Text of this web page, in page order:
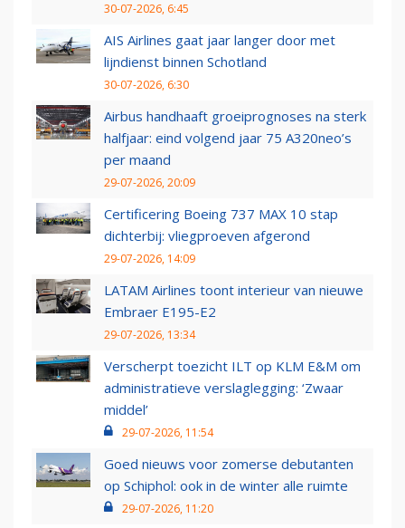
30-07-2026, 6:45
AIS Airlines gaat jaar langer door met
lijndienst binnen Schotland
30-07-2026, 6:30
Airbus handhaaft groeiprognoses na sterk
halfjaar: eind volgend jaar 75 A320neo’s
per maand
29-07-2026, 20:09
Certificering Boeing 737 MAX 10 stap
dichterbij: vliegproeven afgerond
29-07-2026, 14:09
LATAM Airlines toont interieur van nieuwe
Embraer E195-E2
29-07-2026, 13:34
Verscherpt toezicht ILT op KLM E&M om
administratieve verslaglegging: ‘Zwaar
middel’
29-07-2026, 11:54
Goed nieuws voor zomerse debutanten
op Schiphol: ook in de winter alle ruimte
29-07-2026, 11:20